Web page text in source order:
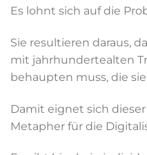
Es lohnt sich auf die
Sie resultieren daraus,
mit jahrhundertealten
behaupten muss, die
Damit eignet sich
Metapher für die